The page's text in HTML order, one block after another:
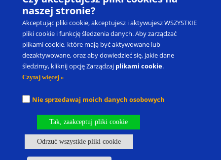
Kontakt Zapisz się na szkolenie Produkty
Moje konto Prawo do odstąpienia od umowy
Picture Exchange Communication System ® ®
Approach to Education
to zastrzeżone znaki towarowe spółki
Pyramid Educational Consultants, LLC.
Nasze oddziały
Kariera
Polityka Prywatności I Warunki Korzystania
Własność Intelektualna
Polityka dotycząca plików cookie
naszej stronie?
Akceptując pliki cookie, akceptujesz i aktywujesz WSZYSTKIE
pliki cookie i funkcję śledzenia danych. Aby zarządzać
plikami cookie, które mają być aktywowane lub
dezaktywowane, oraz aby dowiedzieć się, jakie dane
śledzimy, kliknij opcję Zarządzaj plikami cookie.
Czytaj więcej »
Nie sprzedawaj moich danych osobowych
Tak, zaakceptuj pliki cookie
Odrzuć wszystkie pliki cookie